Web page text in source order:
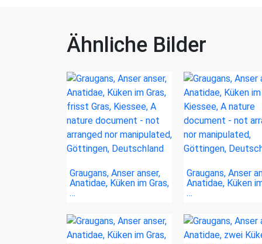
Ähnliche Bilder
Graugans, Anser anser,
Anatidae, Küken im Gras,
…
Graugans, Anser
Anatidae, Küken
…